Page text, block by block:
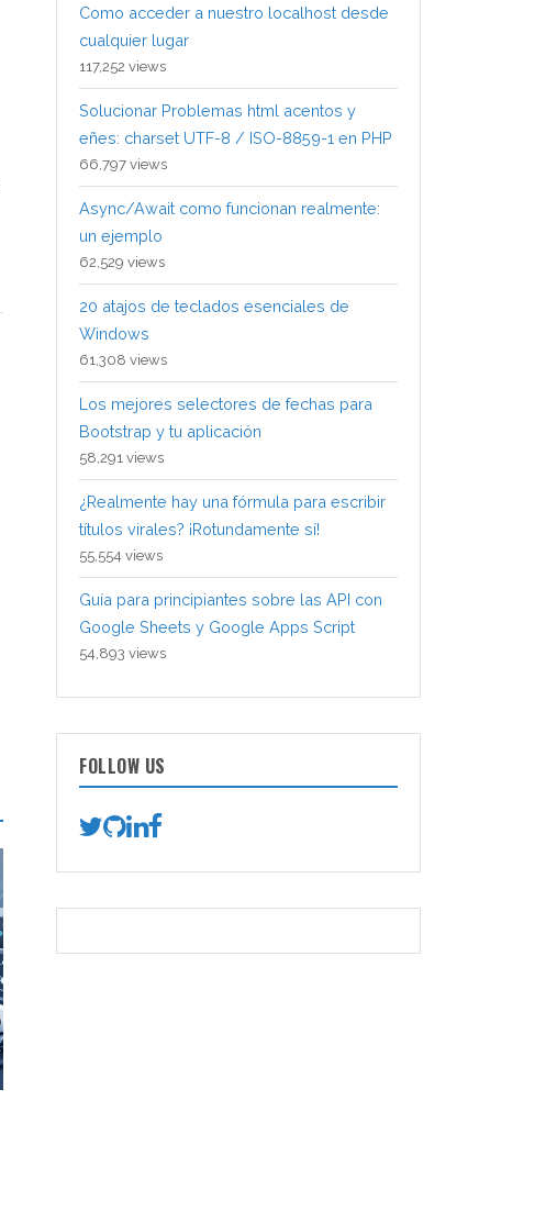
Como acceder a nuestro localhost desde
cualquier lugar
117,252 views
Solucionar Problemas html acentos y
eñes: charset UTF-8 / ISO-8859-1 en PHP
66,797 views
Async/Await como funcionan realmente:
un ejemplo
62,529 views
20 atajos de teclados esenciales de
Windows
61,308 views
Los mejores selectores de fechas para
Bootstrap y tu aplicación
58,291 views
¿Realmente hay una fórmula para escribir
títulos virales? ¡Rotundamente sí!
55,554 views
Guía para principiantes sobre las API con
Google Sheets y Google Apps Script
54,893 views
FOLLOW US